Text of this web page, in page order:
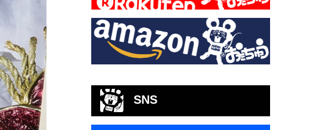
SNS